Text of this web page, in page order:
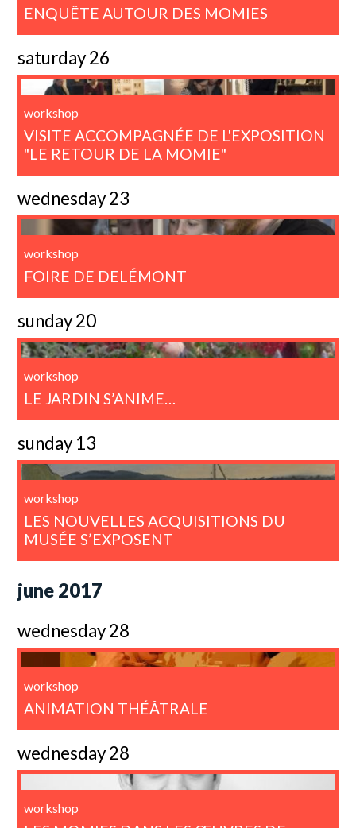
ENQUÊTE AUTOUR DES MOMIES
saturday 26
workshop
VISITE ACCOMPAGNÉE DE L'EXPOSITION
"LE RETOUR DE LA MOMIE"
wednesday 23
workshop
FOIRE DE DELÉMONT
sunday 20
workshop
LE JARDIN S’ANIME…
sunday 13
workshop
LES NOUVELLES ACQUISITIONS DU
MUSÉE S’EXPOSENT
june 2017
wednesday 28
workshop
ANIMATION THÉÂTRALE
wednesday 28
workshop